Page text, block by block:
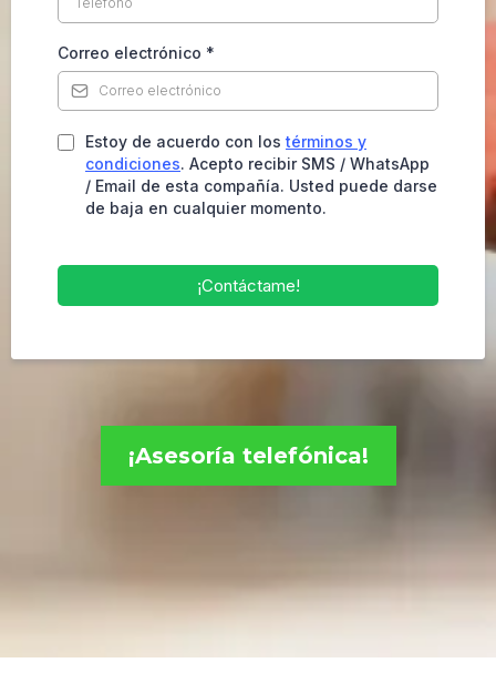
Correo electrónico *
Estoy de acuerdo con los términos y
condiciones. Acepto recibir SMS / WhatsApp
/ Email de esta compañía. Usted puede darse
de baja en cualquier momento.
¡Contáctame!
¡Asesoría telefónica!